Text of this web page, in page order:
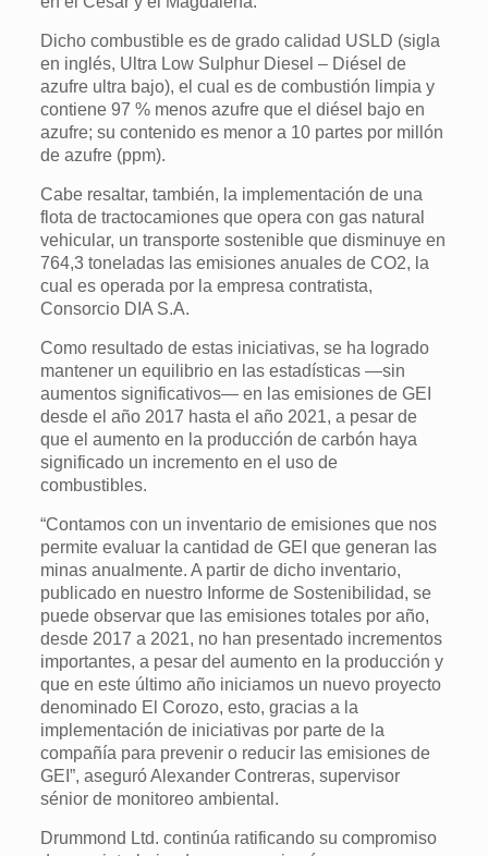
Dicho combustible es de grado calidad USLD (sigla
en inglés, Ultra Low Sulphur Diesel – Diésel de
azufre ultra bajo), el cual es de combustión limpia y
contiene 97 % menos azufre que el diésel bajo en
azufre; su contenido es menor a 10 partes por millón
de azufre (ppm).
Cabe resaltar, también, la implementación de una
flota de tractocamiones que opera con gas natural
vehicular, un transporte sostenible que disminuye en
764,3 toneladas las emisiones anuales de CO2, la
cual es operada por la empresa contratista,
Consorcio DIA S.A.
Como resultado de estas iniciativas, se ha logrado
mantener un equilibrio en las estadísticas —sin
aumentos significativos— en las emisiones de GEI
desde el año 2017 hasta el año 2021, a pesar de
que el aumento en la producción de carbón haya
significado un incremento en el uso de
combustibles.
“Contamos con un inventario de emisiones que nos
permite evaluar la cantidad de GEI que generan las
minas anualmente. A partir de dicho inventario,
publicado en nuestro Informe de Sostenibilidad, se
puede observar que las emisiones totales por año,
desde 2017 a 2021, no han presentado incrementos
importantes, a pesar del aumento en la producción y
que en este último año iniciamos un nuevo proyecto
denominado El Corozo, esto, gracias a la
implementación de iniciativas por parte de la
compañía para prevenir o reducir las emisiones de
GEI”, aseguró Alexander Contreras, supervisor
sénior de monitoreo ambiental.
Drummond Ltd. continúa ratificando su compromiso